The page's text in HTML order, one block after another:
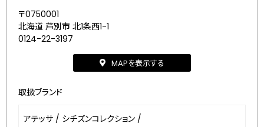
〒0750001
北海道 芦別市 北1条西1-1
0124-22-3197
MAPを表示する
取扱ブランド
アテッサ / シチズンコレクション /